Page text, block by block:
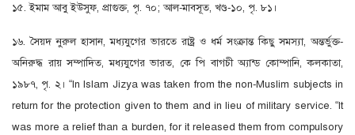
১৫. ইমাম আবু ইউসুফ, প্রাগুক্ত, পৃ. ৭০; আল-মাবসূত, খণ্ড-১০, পৃ. ৮১।
১৬. সৈয়দ নুরুল হাসান, মধ্যযুগের ভারতে রাষ্ট্র ও ধর্ম সংক্রান্ত কিছু সমস্যা, অন্তর্ভুক্ত-
অনিরুদ্ধ রায় সম্পাদিত, মধ্যযুগের ভারত, কে পি বাগচী অ্যান্ড কোম্পানি, কলকাতা,
১৯৮৭, পৃ. ২। “In Islam Jizya was taken from the non-Muslim subjects in
return for the protection given to them and in lieu of military service. “It
was more a relief than a burden, for it released them from compulsory